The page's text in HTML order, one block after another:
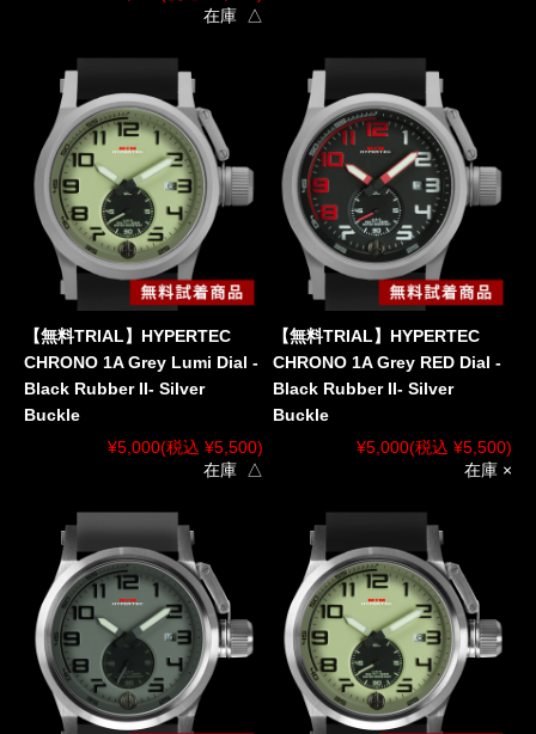
在庫 △
【無料TRIAL】HYPERTEC
CHRONO 1A Grey Lumi Dial -
Black Rubber II- Silver
Buckle
¥5,000(税込 ¥5,500)
在庫 △
【無料TRIAL】HYPERTEC
CHRONO 1A Grey RED Dial -
Black Rubber II- Silver
Buckle
¥5,000(税込 ¥5,500)
在庫 ×